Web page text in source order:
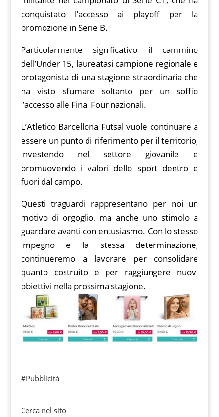
conquistato l’accesso ai playoff per la
promozione in Serie B.
Particolarmente significativo il cammino
dell’Under 15, laureatasi campione regionale e
protagonista di una stagione straordinaria che
ha visto sfumare soltanto per un soffio
l’accesso alle Final Four nazionali.
L’Atletico Barcellona Futsal vuole continuare a
essere un punto di riferimento per il territorio,
investendo nel settore giovanile e
promuovendo i valori dello sport dentro e
fuori dal campo.
Questi traguardi rappresentano per noi un
motivo di orgoglio, ma anche uno stimolo a
guardare avanti con entusiasmo. Con lo stesso
impegno e la stessa determinazione,
continueremo a lavorare per consolidare
quanto costruito e per raggiungere nuovi
obiettivi nella prossima stagione.
#Pubblicità
Cerca nel sito